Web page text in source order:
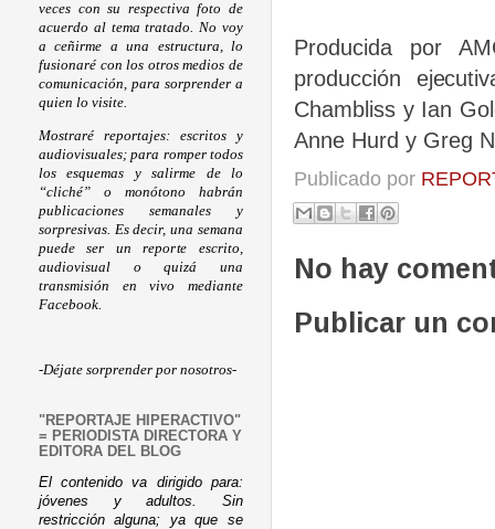
Producida por
producción
Chambliss y Ian
Anne Hurd y Greg
Publicado por
No hay
Publicar un
veces con su respectiva foto de
acuerdo al tema tratado. No voy
a ceñirme a una estructura, lo
fusionaré con los otros medios de
comunicación, para sorprender a
quien lo visite.
Mostraré reportajes: escritos y
audiovisuales; para romper todos
los esquemas y salirme de lo
“cliché” o monótono habrán
publicaciones semanales y
sorpresivas. Es decir, una semana
puede ser un reporte escrito,
audiovisual o quizá una
transmisión en vivo mediante
Facebook.
-Déjate sorprender por nosotros-
"REPORTAJE HIPERACTIVO"
= PERIODISTA DIRECTORA Y
EDITORA DEL BLOG
El contenido va dirigido para:
jóvenes y adultos. Sin
restricción alguna; ya que se